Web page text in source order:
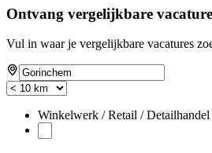
Ontvang vergelijkbare
Vul in waar je vergelijkbare vacatures
Winkelwerk / Retail / Detailhandel